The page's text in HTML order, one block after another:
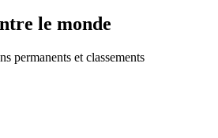
le monde
permanents et classements